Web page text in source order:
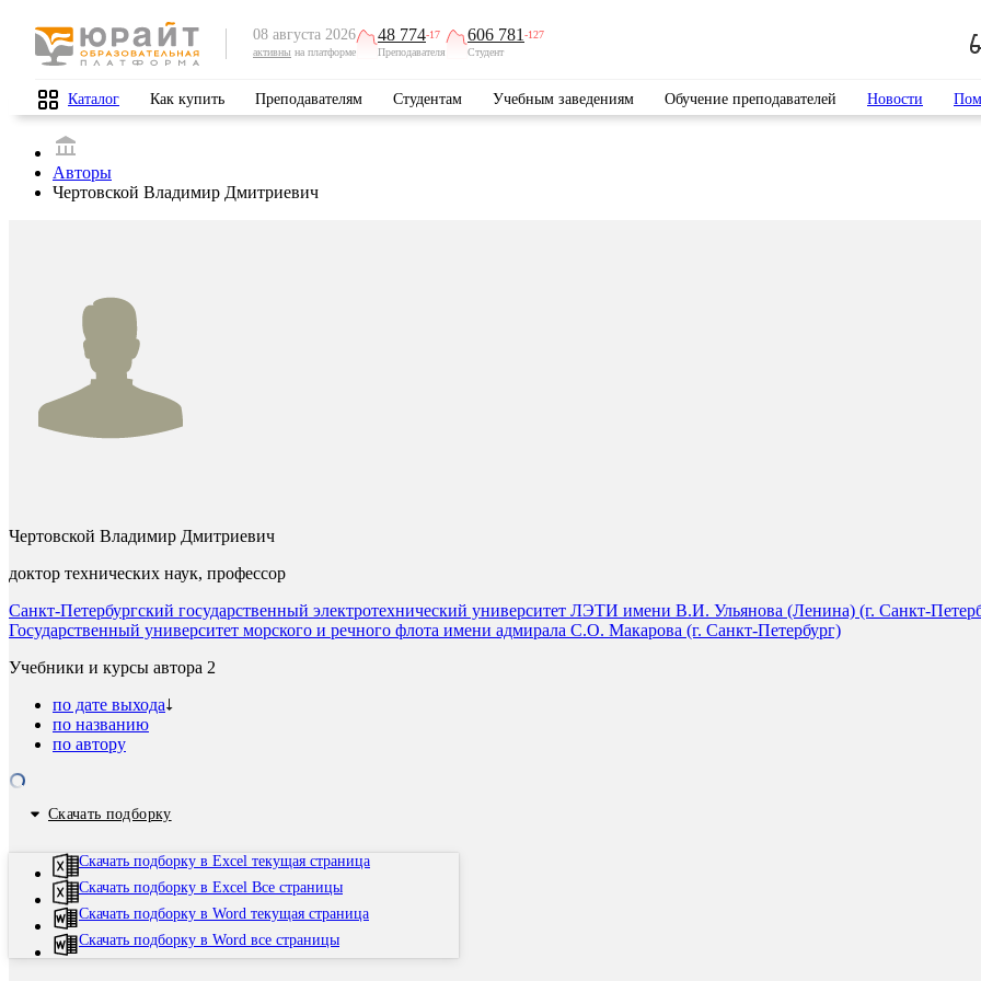
08 августа 2026
активны на платформе
48 774-17
Преподавателя
606 781 -127
Студент
Каталог Как купить Преподавателям Студентам Учебным заведениям Обучение преподавателей Новости
Авторы
Чертовской Владимир Дмитриевич
Чертовской Владимир Дмитриевич
доктор технических наук, профессор
Санкт-Петербургский государственный электротехнический университет ЛЭТИ имени В.И. Ульянова (Ленина) (г. Санкт-
Государственный университет морского и речного флота имени адмирала С.О. Макарова (г. Санкт-Петербург)
Учебники и курсы автора 2
по дате выхода
по названию
по автору
Скачать подборку
Скачать подборку в Excel текущая страница
Скачать подборку в Excel Все страницы
Скачать подборку в Word текущая страница
Скачать подборку в Word все страницы